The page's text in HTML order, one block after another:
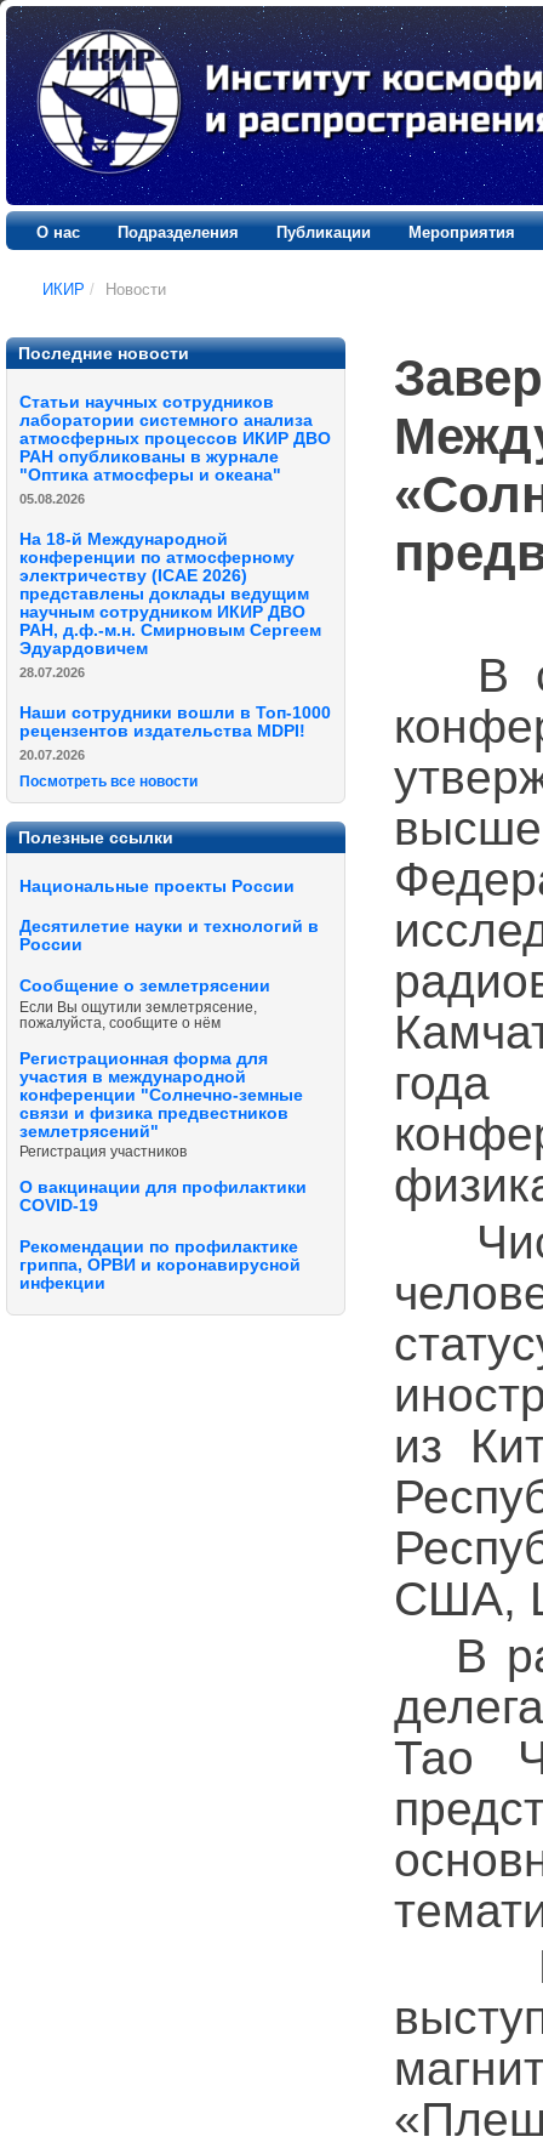
О нас Подразделения Публикации Мероприятия
ИКИР / Новости
Последние новости
Статьи научных сотрудников
лаборатории системного анализа
атмосферных процессов ИКИР ДВО
РАН опубликованы в журнале
"Оптика атмосферы и океана"
05.08.2026
На 18-й Международной
конференции по атмосферному
электричеству (ICAE 2026)
представлены доклады ведущим
научным сотрудником ИКИР ДВО
РАН, д.ф.-м.н. Смирновым Сергеем
Эдуардовичем
28.07.2026
Наши сотрудники вошли в Топ-1000
рецензентов издательства MDPI!
20.07.2026
Посмотреть все новости
Полезные ссылки
Национальные проекты России
Десятилетие науки и технологий в
России
Сообщение о землетрясении
Если Вы ощутили землетрясение,
пожалуйста, сообщите о нём
Регистрационная форма для
участия в международной
конференции "Солнечно-земные
связи и физика предвестников
землетрясений"
Регистрация участников
О вакцинации для профилактики
COVID-19
Рекомендации по профилактике
гриппа, ОРВИ и коронавирусной
инфекции
В
года
из
США,
В
Тао